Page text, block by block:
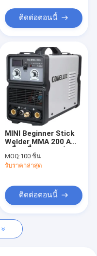
ติดต่อตอนนี้
MINI Beginner Stick
Welder MMA 200 Amp
IP21 GOWELLDE
MOQ:100 ชิ้น
รับราคาล่าสุด
ติดต่อตอนนี้